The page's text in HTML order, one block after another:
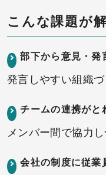
こんな課題が
部下から意見・発
発言しやすい組織
チームの連携がと
メンバー間で協力
会社の制度に従業